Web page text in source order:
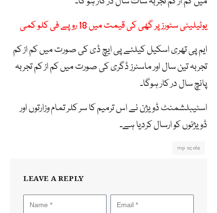
یوٹیلیٹی سٹورز پر گھی کی قیمت میں 18 روپے فی کلو کمی
ایم پی تھری اسکیل کیلئے پی ایچ ڈی کی صورت میں کم از کم
تجربہ تین سال اور ماسٹرز ڈگری کی صورت میں کم از کم تجربہ
پانچ سال در کار ہوگا۔
اسٹیبلشمنٹ ڈویژن نے اس ترمیم کا سر کلر تمام وزارتوں اور
ڈویژنوں کو ارسال کردیا ہے۔
mp scale
LEAVE A REPLY